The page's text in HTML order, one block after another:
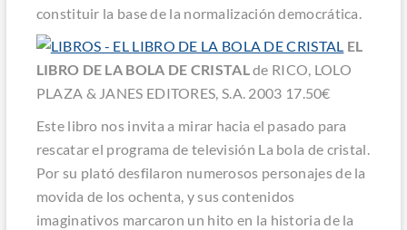
constituir la base de la normalización democrática.
EL
LIBRO DE LA BOLA DE CRISTALde RICO, LOLO
PLAZA & JANES EDITORES, S.A. 2003 17.50€
Este libro nos invita a mirar hacia el pasado para
rescatar el programa de televisión La bola de cristal.
Por su plató desfilaron numerosos personajes de la
movida de los ochenta, y sus contenidos
imaginativos marcaron un hito en la historia de la